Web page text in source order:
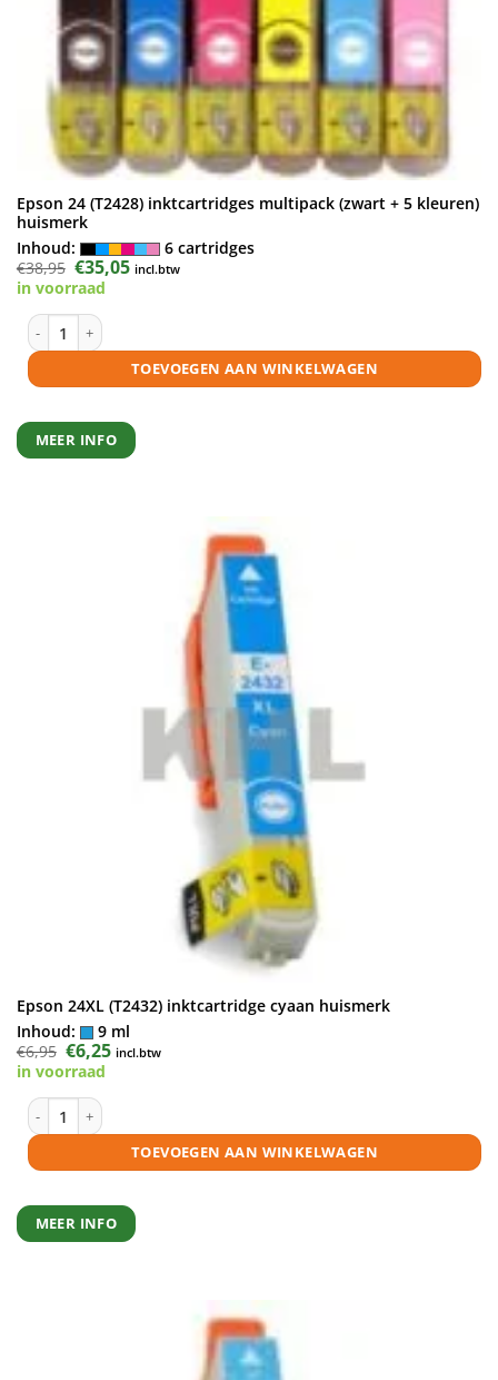
Epson 24 (T2428) inktcartridges multipack (zwart + 5 kleuren)
huismerk
Inhoud:
6 cartridges
€38,95 Oorspronkelijke
prijs
was:
€35,05Huidige
prijs
incl.btw
in voorraad
Epson 24 (T2428) inktcartridges multipack (zwart + 5 kleuren)
TOEVOEGEN AAN WINKELWAGEN
MEER INFO
Epson 24XL (T2432) inktcartridge cyaan huismerk
Inhoud:
9 ml
€6,95 Oorspronkelijke
prijs
was:
€6,25Huidige
prijs
incl.btw
in voorraad
Epson 24XL (T2432) inktcartridge cyaan huismerk aantal
TOEVOEGEN AAN WINKELWAGEN
MEER INFO